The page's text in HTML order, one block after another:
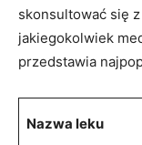
skonsultować się
jakiegokolwiek⁢
przedstawia
Nazwa​ leku